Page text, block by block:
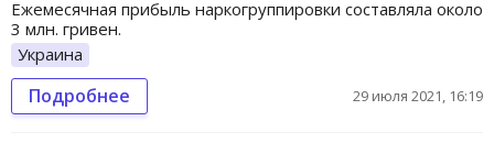
Ежемесячная прибыль наркогруппировки составляла около
3 млн. гривен.
Украина
Подробнее 29 июля 2021, 16:19